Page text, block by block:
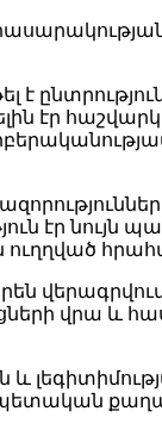
էր
էր նույն
վերագրվում
վրա և